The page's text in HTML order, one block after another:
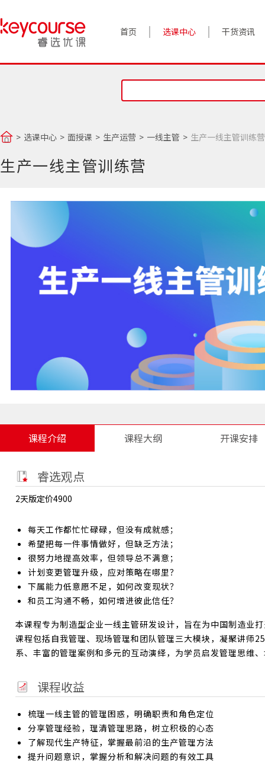
首页 选课中心 干货资讯
案例实践
对话高管
选课中心 面授课 生产运营 一线主管 生产一线主管训练营
生产一线主管训练营
课程介绍 课程大纲 开课安排
睿选观点
2天版定价4900
每天工作都忙忙碌碌，但没有成就感；
希望把每一件事情做好，但缺乏方法；
很努力地提高效率，但领导总不满意；
计划变更管理升级，应对策略在哪里？
下属能力低意愿不足，如何改变现状？
和员工沟通不畅，如何增进彼此信任？
本课程专为制造型企业一线主管研发设计，旨在为中国制造业
课程包括自我管理、现场管理和团队管理三大模块，凝聚讲师
系、丰富的管理案例和多元的互动演绎，为学员启发管理思维
课程收益
梳理一线主管的管理困惑，明确职责和角色定位
分享管理经验，理清管理思路，树立积极的心态
了解现代生产特征，掌握最前沿的生产管理方法
提升问题意识，掌握分析和解决问题的有效工具